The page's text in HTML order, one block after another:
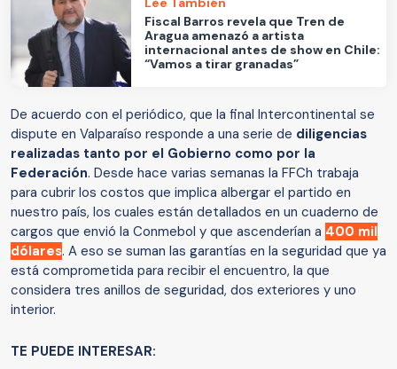
Fiscal Barros revela que Tren de
Aragua amenazó a artista
internacional antes de show en Chile:
“Vamos a tirar granadas”
De acuerdo con el periódico, que la final Intercontinental se
dispute en Valparaíso responde a una serie de diligencias
realizadas tanto por el Gobierno como por la
Federación. Desde hace varias semanas la FFCh trabaja
para cubrir los costos que implica albergar el partido en
nuestro país, los cuales están detallados en un cuaderno de
cargos que envió la Conmebol y que ascenderían a 400 mil
dólares. A eso se suman las garantías en la seguridad que ya
está comprometida para recibir el encuentro, la que
considera tres anillos de seguridad, dos exteriores y uno
interior.
TE PUEDE INTERESAR: